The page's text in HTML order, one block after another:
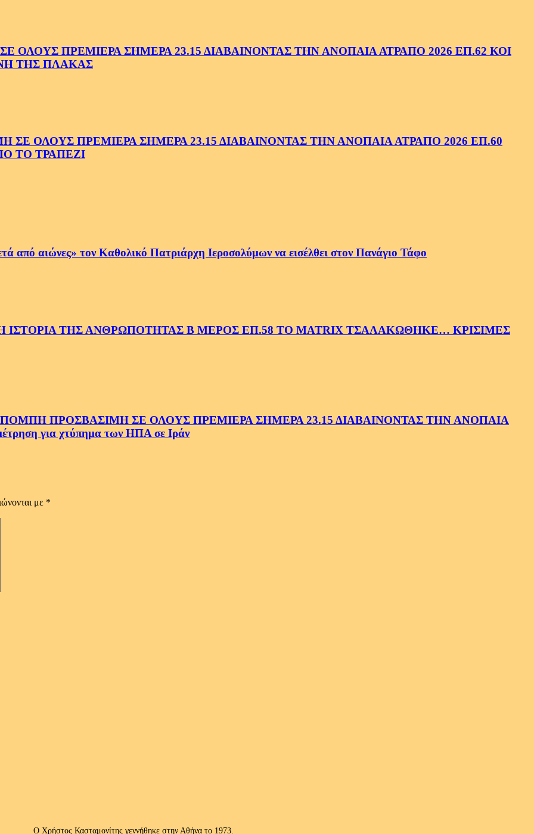
ΠΡΕΜΙΕΡΑ ΣΗΜΕΡΑ 23.15 ΔΙΑΒΑΙΝΟΝΤΑΣ ΤΗΝ ΑΝΟΠΑΙΑ ΑΤΡΑΠΟ 2026 ΕΠ.62 ΚΟΙ
ΤΗΣ ΠΛΑΚΑΣ
ΟΛΟΥΣ ΠΡΕΜΙΕΡΑ ΣΗΜΕΡΑ 23.15 ΔΙΑΒΑΙΝΟΝΤΑΣ ΤΗΝ ΑΝΟΠΑΙΑ ΑΤΡΑΠΟ 2026 ΕΠ.60
ΤΟ ΤΡΑΠΕΖΙ
από αιώνες» τον Καθολικό Πατριάρχη Ιεροσολύμων να εισέλθει στον Πανάγιο Τάφο
ΤΗΣ ΑΝΘΡΩΠΟΤΗΤΑΣ Β ΜΕΡΟΣ ΕΠ.58 ΤΟ MATRIX ΤΣΑΛΑΚΩΘΗΚΕ… ΚΡΙΣΙΜΕΣ
ΠΡΟΣΒΑΣΙΜΗ ΣΕ ΟΛΟΥΣ ΠΡΕΜΙΕΡΑ ΣΗΜΕΡΑ 23.15 ΔΙΑΒΑΙΝΟΝΤΑΣ ΤΗΝ ΑΝΟΠΑΙΑ
για χτύπημα των ΗΠΑ σε Ιράν
με *
Ο Χρήστος Κασταμονίτης γεννήθηκε στην Αθήνα το 1973.